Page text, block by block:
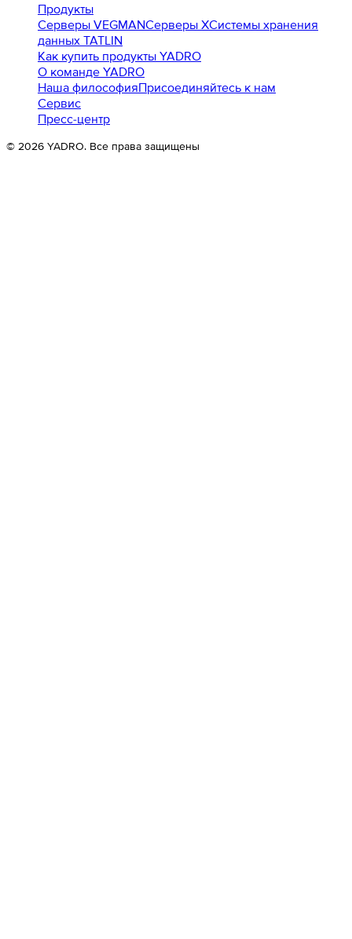
Продукты
Серверы VEGMANСерверы XСистемы хранения
данных TATLIN
Как купить продукты YADRO
О команде YADRO
Наша философияПрисоединяйтесь к нам
Сервис
Пресс-центр
© 2026 YADRO. Все права защищены